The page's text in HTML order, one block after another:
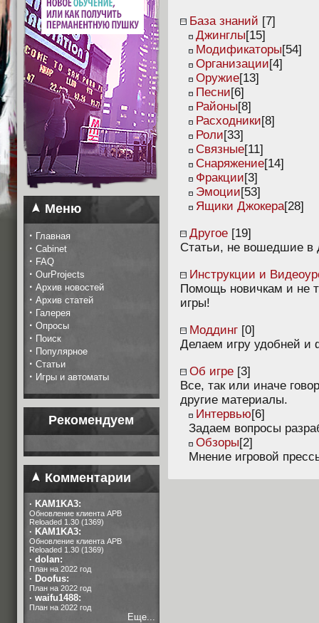
Меню
· Главная
· Cabinet
· FAQ
· OurProjects
· Архив новостей
· Архив статей
· Галерея
· Опросы
· Поиск
· Популярное
· Статьи
· Игры и автоматы
Рекомендуем
Комментарии
· KAM1KA3:
Обновление клиента APB
Reloaded 1.30 (1369)
· KAM1KA3:
Обновление клиента APB
Reloaded 1.30 (1369)
· dolan:
План на 2022 год
· Doofus:
План на 2022 год
· waifu1488:
План на 2022 год
Еще...
База знаний [7]
Джинглы[15]
Модификаторы[54]
Организации[4]
Оружие[13]
Песни[6]
Районы[8]
Расходники[8]
Роли[33]
Связные[11]
Снаряжение[14]
Фракции[3]
Эмоции[53]
Ящики Джокера[28]
Другое [19]
Статьи, не вошедшие в
Инструкции и
Помощь новичкам и не
игры!
Моддинг [0]
Делаем игру удобней и
Об игре [3]
Все, так или иначе
другие материалы.
Интервью[6]
Задаем вопросы
Обзоры[2]
Мнение игровой